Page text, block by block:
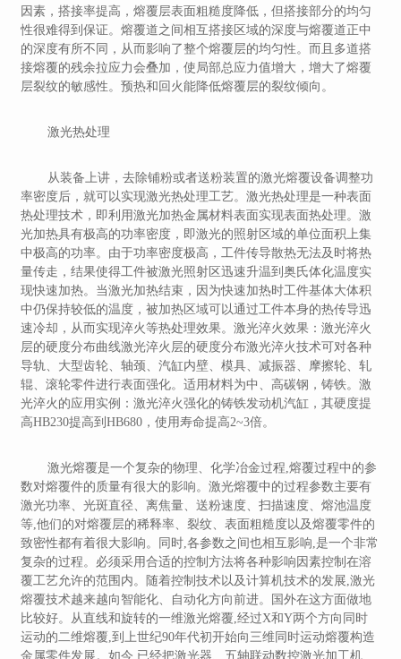
因素，搭接率提高，熔覆层表面粗糙度降低，但搭接部分的均匀
性很难得到保证。熔覆道之间相互搭接区域的深度与熔覆道正中
的深度有所不同，从而影响了整个熔覆层的均匀性。而且多道搭
接熔覆的残余拉应力会叠加，使局部总应力值增大，增大了熔覆
层裂纹的敏感性。预热和回火能降低熔覆层的裂纹倾向。
激光热处理
从装备上讲，去除铺粉或者送粉装置的激光熔覆设备调整功
率密度后，就可以实现激光热处理工艺。激光热处理是一种表面
热处理技术，即利用激光加热金属材料表面实现表面热处理。激
光加热具有极高的功率密度，即激光的照射区域的单位面积上集
中极高的功率。由于功率密度极高，工件传导散热无法及时将热
量传走，结果使得工件被激光照射区迅速升温到奥氏体化温度实
现快速加热。当激光加热结束，因为快速加热时工件基体大体积
中仍保持较低的温度，被加热区域可以通过工件本身的热传导迅
速冷却，从而实现淬火等热处理效果。激光淬火效果：激光淬火
层的硬度分布曲线激光淬火层的硬度分布激光淬火技术可对各种
导轨、大型齿轮、轴颈、汽缸内壁、模具、减振器、摩擦轮、轧
辊、滚轮零件进行表面强化。适用材料为中、高碳钢，铸铁。激
光淬火的应用实例：激光淬火强化的铸铁发动机汽缸，其硬度提
高HB230提高到HB680，使用寿命提高2~3倍。
激光熔覆是一个复杂的物理、化学冶金过程,熔覆过程中的参
数对熔覆件的质量有很大的影响。激光熔覆中的过程参数主要有
激光功率、光斑直径、离焦量、送粉速度、扫描速度、熔池温度
等,他们的对熔覆层的稀释率、裂纹、表面粗糙度以及熔覆零件的
致密性都有着很大影响。同时,各参数之间也相互影响,是一个非常
复杂的过程。必须采用合适的控制方法将各种影响因素控制在溶
覆工艺允许的范围内。随着控制技术以及计算机技术的发展,激光
熔覆技术越来越向智能化、自动化方向前进。国外在这方面做地
比较好。从直线和旋转的一维激光熔覆,经过X和Y两个方向同时
运动的二维熔覆,到上世纪90年代初开始向三维同时运动熔覆构造
金属零件发展。如今,已经把激光器、五轴联动数控激光加工机、